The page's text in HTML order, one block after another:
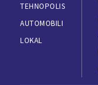
TEHNOPOLIS
AUTOMOBILI
LOKAL